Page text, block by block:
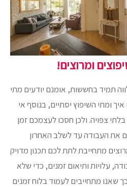
ומרוצים!
תמיד בחששות, אומנם יודעים מתי
ומתי השיפוץ יסתיים, בנוסף אי
בלתי צפויה. ולכן חסכו לעצמכם זמן
את העבודה עד לשלב האחרון
מתחייבת לתת לכם תכנון מדויק
עלויות ותיאום זמנים, כדי שלא
שאנו מתחייבים לעמוד בלוח זמנים